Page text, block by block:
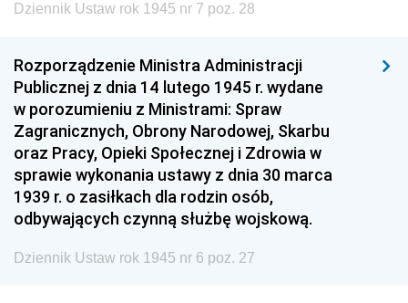
Dziennik Ustaw rok 1945 nr 7 poz. 28
Rozporządzenie Ministra Administracji
Publicznej z dnia 14 lutego 1945 r. wydane
w porozumieniu z Ministrami: Spraw
Zagranicznych, Obrony Narodowej, Skarbu
oraz Pracy, Opieki Społecznej i Zdrowia w
sprawie wykonania ustawy z dnia 30 marca
1939 r. o zasiłkach dla rodzin osób,
odbywających czynną służbę wojskową.
Dziennik Ustaw rok 1945 nr 6 poz. 27